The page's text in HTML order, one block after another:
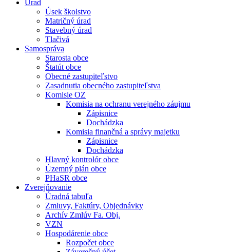
Úrad
Úsek školstvo
Matričný úrad
Stavebný úrad
Tlačivá
Samospráva
Starosta obce
Štatút obce
Obecné zastupiteľstvo
Zasadnutia obecného zastupiteľstva
Komisie OZ
Komisia na ochranu verejného záujmu
Zápisnice
Dochádzka
Komisia finančná a správy majetku
Zápisnice
Dochádzka
Hlavný kontrolór obce
Územný plán obce
PHaSR obce
Zverejňovanie
Úradná tabuľa
Zmluvy, Faktúry, Objednávky
Archív Zmlúv Fa. Obj.
VZN
Hospodárenie obce
Rozpočet obce